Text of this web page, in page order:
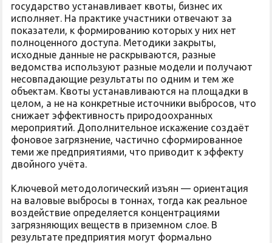
государство устанавливает квоты, бизнес их
исполняет. На практике участники отвечают за
показатели, к формированию которых у них нет
полноценного доступа. Методики закрыты,
исходные данные не раскрываются, разные
ведомства используют разные модели и получают
несовпадающие результаты по одним и тем же
объектам. Квоты устанавливаются на площадки в
целом, а не на конкретные источники выбросов, что
снижает эффективность природоохранных
мероприятий. Дополнительное искажение создаёт
фоновое загрязнение, частично сформированное
теми же предприятиями, что приводит к эффекту
двойного учёта.
Ключевой методологический изъян — ориентация
на валовые выбросы в тоннах, тогда как реальное
воздействие определяется концентрациями
загрязняющих веществ в приземном слое. В
результате предприятия могут формально